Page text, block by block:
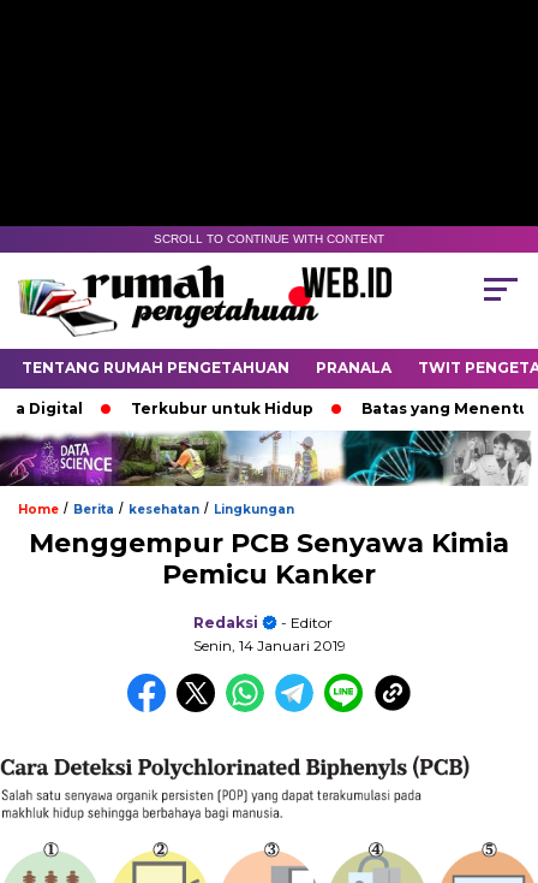
SCROLL TO CONTINUE WITH CONTENT
TENTANG RUMAH PENGETAHUAN PRANALA TWIT
Terkubur untuk Hidup Batas yang Menentukan
Home / Berita / kesehatan / Lingkungan
Menggempur PCB Senyawa Kimia
Pemicu Kanker
Redaksi
- Editor
Senin, 14 Januari 2019